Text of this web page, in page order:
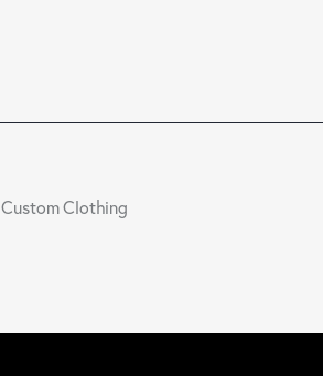
Custom Clothing